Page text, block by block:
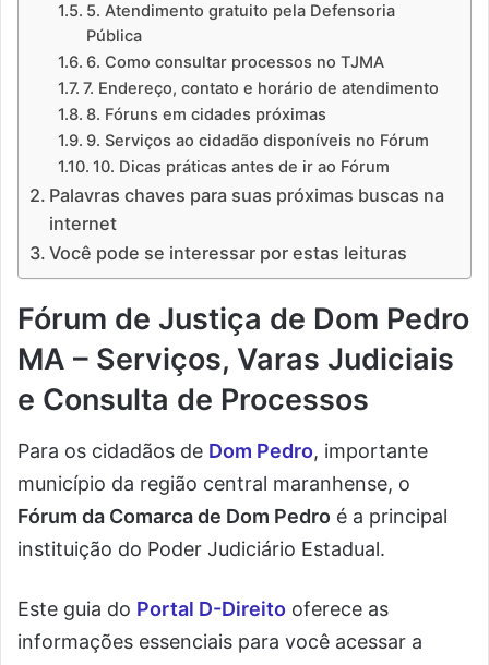
5. Atendimento gratuito pela Defensoria
Pública
6. Como consultar processos no TJMA
7. Endereço, contato e horário de atendimento
8. Fóruns em cidades próximas
9. Serviços ao cidadão disponíveis no Fórum
10. Dicas práticas antes de ir ao Fórum
Palavras chaves para suas próximas buscas na
internet
Você pode se interessar por estas leituras
Fórum de Justiça de Dom Pedro
MA – Serviços, Varas Judiciais
e Consulta de Processos
Para os cidadãos de Dom Pedro, importante
município da região central maranhense, o
Fórum da Comarca de Dom Pedro é a principal
instituição do Poder Judiciário Estadual.
Este guia do Portal D-Direito oferece as
informações essenciais para você acessar a